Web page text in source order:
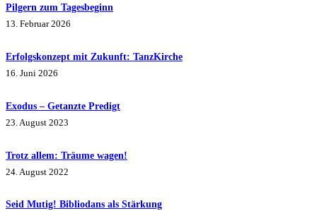
Pilgern zum Tagesbeginn
13. Februar 2026
Erfolgskonzept mit Zukunft: TanzKirche
16. Juni 2026
Exodus – Getanzte Predigt
23. August 2023
Trotz allem: Träume wagen!
24. August 2022
Seid Mutig! Bibliodans als Stärkung